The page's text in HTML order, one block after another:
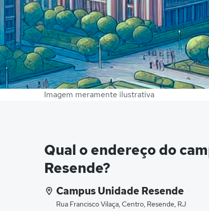
Imagem meramente ilustrativa
Qual o endereço do
Resende?
Campus Unidade Resende
Rua Francisco Vilaça, Centro, Resende, RJ